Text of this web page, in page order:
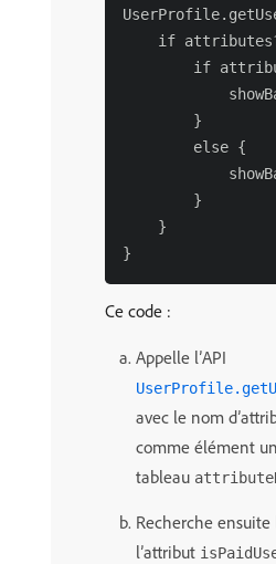
if
if
        }
        else {
        }
    }
Ce code :
Appelle l’API
avec le nom
comme élément
tableau
Recherche
l’attribut